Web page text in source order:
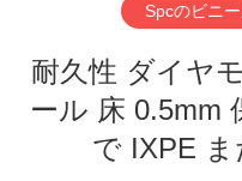
ョ
ー
Spcのビニ
耐久性 ダイヤ
ール 床 0.5mm
で IXPE